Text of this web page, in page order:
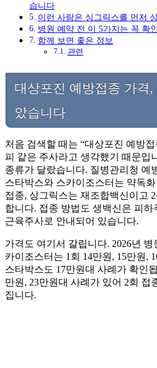
습니다
이런 사람은 싱그릭스를 먼저
병원 예약 전 이 5가지는 꼭 확
함께 보면 좋은 정보
관련
대상포진 예방접종 가격
았습니다
처음 검색할 때는 “대상포진 예방
피 같은 주사라고 생각했기 때문입
종류가 달랐습니다. 질병관리청 예
스타박스와 스카이조스터는 약독
접종, 싱그릭스는 재조합백신이고
합니다. 접종 방법도 생백신은 피
근육주사로 안내되어 있습니다.
가격도 여기서 갈립니다. 2026년
카이조스터는 1회 14만원, 15만원,
스타박스도 17만원대 사례가 확인
만원, 23만원대 사례가 있어 2회 접
집니다.